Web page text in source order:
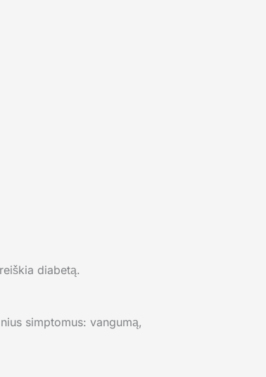
diabetą.
simptomus: vangumą,